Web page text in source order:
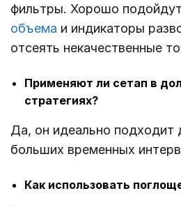
фильтры. Хорошо подойдут
объема и индикаторы
отсеять некачественные
Применяют ли сетап в
стратегиях?
Да, он идеально подходит
больших временных
Как использовать